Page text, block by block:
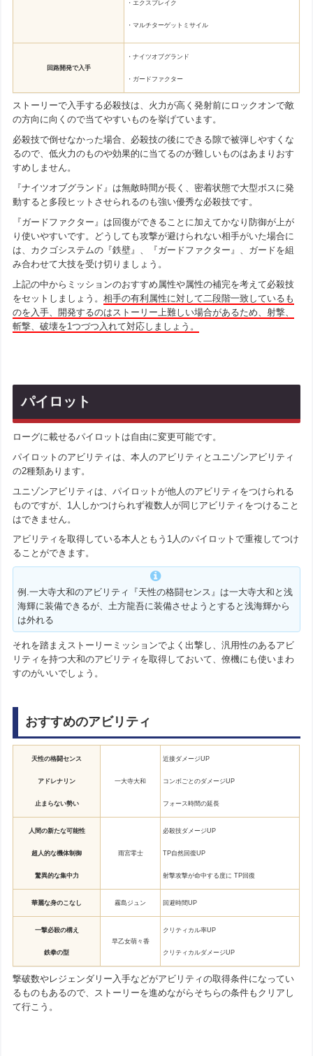
・エクスブレイク
・マルチターゲットミサイル
回路開発で入手
・ナイツオブグランド
・ガードファクター
ストーリーで入手する必殺技は、火力が高く発射前にロックオンで敵
の方向に向くので当てやすいものを挙げています。
必殺技で倒せなかった場合、必殺技の後にできる隙で被弾しやすくな
るので、低火力のものや効果的に当てるのが難しいものはあまりおす
すめしません。
『ナイツオブグランド』は無敵時間が長く、密着状態で大型ボスに発
動すると多段ヒットさせられるのも強い優秀な必殺技です。
『ガードファクター』は回復ができることに加えてかなり防御が上が
り使いやすいです。どうしても攻撃が避けられない相手がいた場合に
は、カクゴシステムの『鉄壁』、『ガードファクター』、ガードを組
み合わせて大技を受け切りましょう。
上記の中からミッションのおすすめ属性や属性の補完を考えて必殺技
をセットしましょう。相手の有利属性に対して二段階一致しているも
のを入手、開発するのはストーリー上難しい場合があるため、射撃、
斬撃、破壊を1つづつ入れて対応しましょう。
パイロット
ローグに載せるパイロットは自由に変更可能です。
パイロットのアビリティは、本人のアビリティとユニゾンアビリティ
の2種類あります。
ユニゾンアビリティは、パイロットが他人のアビリティをつけられる
ものですが、1人しかつけられず複数人が同じアビリティをつけること
はできません。
アビリティを取得している本人ともう1人のパイロットで重複してつけ
ることができます。
例.一大寺大和のアビリティ『天性の格闘センス』は一大寺大和と浅
海輝に装備できるが、土方龍吾に装備させようとすると浅海輝から
は外れる
それを踏まえストーリーミッションでよく出撃し、汎用性のあるアビ
リティを持つ大和のアビリティを取得しておいて、僚機にも使いまわ
すのがいいでしょう。
おすすめのアビリティ
天性の格闘センス
アドレナリン
止まらない勢い
一大寺大和
近接ダメージUP
コンボごとのダメージUP
フォース時間の延長
人間の新たな可能性
超人的な機体制御
驚異的な集中力
雨宮零士
必殺技ダメージUP
TP自然回復UP
射撃攻撃が命中する度に TP回復
華麗な身のこなし 霧島ジュン 回避時間UP
一撃必殺の構え
鉄拳の型
早乙女萌々香
クリティカル率UP
クリティカルダメージUP
撃破数やレジェンダリー入手などがアビリティの取得条件になってい
るものもあるので、ストーリーを進めながらそちらの条件もクリアし
て行こう。